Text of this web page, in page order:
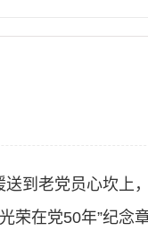
到老党员心坎上
荣在党50年”纪念